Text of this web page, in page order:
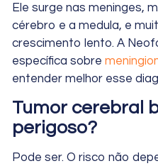
Ele surge nas meninges,
cérebro e a medula, e
crescimento lento. A
específica sobre
entender melhor esse
Tumor cerebral
perigoso?
Pode ser. O risco não